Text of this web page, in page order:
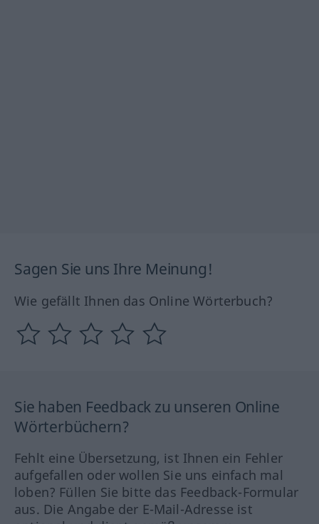
Sagen Sie uns Ihre Meinung!
Wie gefällt Ihnen das Online Wörterbuch?
Sie haben Feedback zu unseren Online
Wörterbüchern?
Fehlt eine Übersetzung, ist Ihnen ein Fehler
aufgefallen oder wollen Sie uns einfach mal
loben? Füllen Sie bitte das Feedback-Formular
aus. Die Angabe der E-Mail-Adresse ist